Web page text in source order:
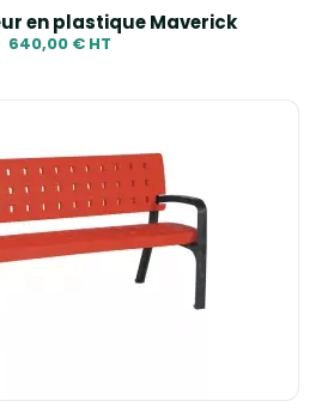
en plastique Maverick
640,00 € HT